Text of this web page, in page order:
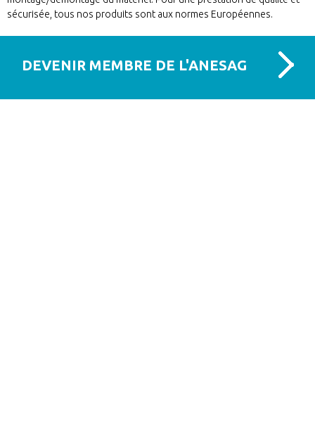
sécurisée, tous nos produits sont aux normes Européennes.
DEVENIR MEMBRE DE L'ANESAG